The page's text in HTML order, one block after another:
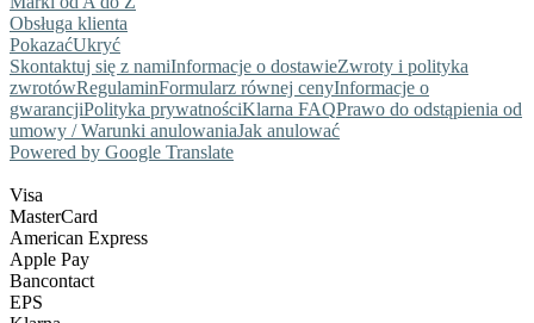
Obsługa klienta
PokazaćUkryć
Skontaktuj się z namiInformacje o dostawieZwroty i polityka
zwrotówRegulaminFormularz równej cenyInformacje o
gwarancjiPolityka prywatnościKlarna FAQPrawo do odstąpienia od
umowy / Warunki anulowaniaJak anulować
Powered by Google Translate
Visa
MasterCard
American Express
Apple Pay
Bancontact
EPS